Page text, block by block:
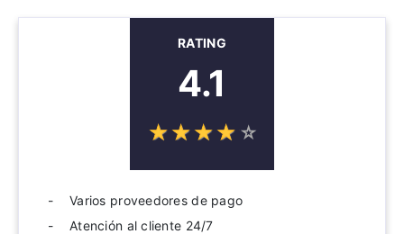
RATING
4.1
☆☆☆☆ ☆
★★★★ ★
Varios proveedores de pago
Atención al cliente 24/7